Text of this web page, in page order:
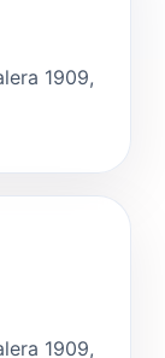
1909,
1909,